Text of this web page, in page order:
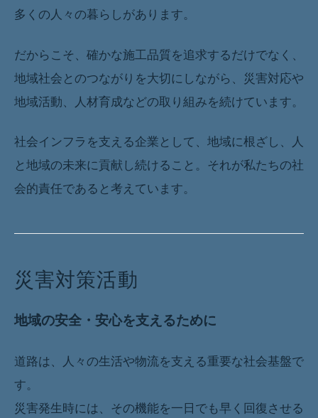
多くの人々の暮らしがあります。
だからこそ、確かな施工品質を追求するだけでなく、
地域社会とのつながりを大切にしながら、災害対応や
地域活動、人材育成などの取り組みを続けています。
社会インフラを支える企業として、地域に根ざし、人
と地域の未来に貢献し続けること。それが私たちの社
会的責任であると考えています。
災害対策活動
地域の安全・安心を支えるために
道路は、人々の生活や物流を支える重要な社会基盤で
す。
災害発生時には、その機能を一日でも早く回復させる